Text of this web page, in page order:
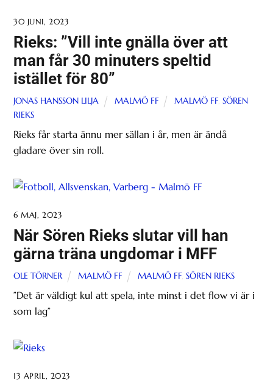
30 JUNI, 2023
Rieks: ”Vill inte gnälla över att
man får 30 minuters speltid
istället för 80”
JONAS HANSSON LILJA MALMÖ FF MALMÖ FF,SÖREN
RIEKS
Rieks får starta ännu mer sällan i år, men är ändå
gladare över sin roll.
6 MAJ, 2023
När Sören Rieks slutar vill han
gärna träna ungdomar i MFF
OLE TÖRNER MALMÖ FF MALMÖ FF,SÖREN RIEKS
”Det är väldigt kul att spela, inte minst i det flow vi är i
som lag”
13 APRIL, 2023